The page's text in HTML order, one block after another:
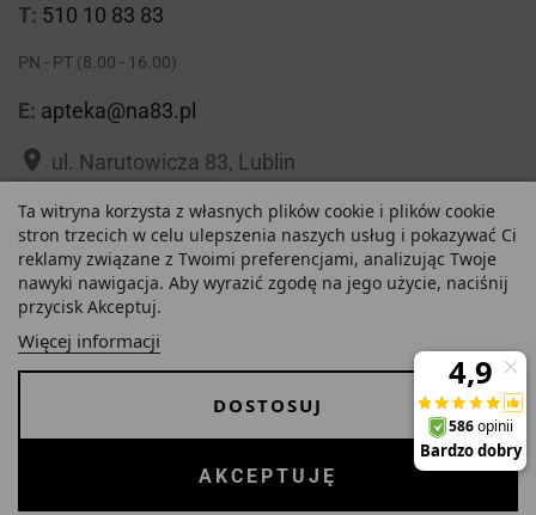
24,28 zł
Najniższa cena w ciągu
ostatnich 30 dni :
24,28 zł
- +
POWIADOM MNIE KIEDY BĘDZIE DOSTĘPNY
T: 510 10 83 83
PN - PT (8.00 - 16.00)
E: apteka@na83.pl
place ul. Narutowicza 83, Lublin
placeul. 1 Maja 36, Lublin
Ta witryna korzysta z własnych plików cookie i plików cookie
stron trzecich w celu ulepszenia naszych usług i pokazywać Ci
reklamy związane z Twoimi preferencjami, analizując Twoje
nawyki nawigacja. Aby wyrazić zgodę na jego użycie, naciśnij
przycisk Akceptuj.
Więcej informacji
DOSTOSUJ
AKCEPTUJĘ
O nas Zezwolenie
FAQ
Copyrights © 2026 Internetowa Apteka Na83. Wszystkie prawa